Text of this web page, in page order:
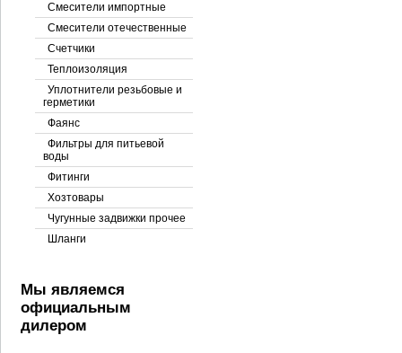
Смесители импортные
Смесители отечественные
Счетчики
Теплоизоляция
Уплотнители резьбовые и
герметики
Фаянс
Фильтры для питьевой
воды
Фитинги
Хозтовары
Чугунные задвижки прочее
Шланги
Мы являемся
официальным
дилером